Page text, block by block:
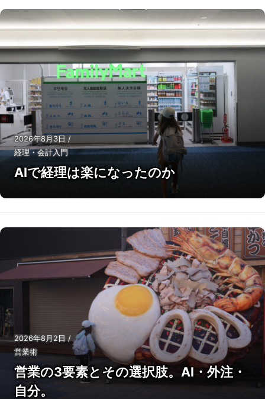
2026年8月3日 /
経理・会計入門
AIで経理は楽になったのか
2026年8月2日 /
営業術
営業の3要素とその選択肢。AI・外注・
自分。